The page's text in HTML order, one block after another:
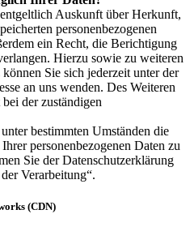
Auskunft über Herkunft,
personenbezogenen
ein Recht, die Berichtigung
Hierzu sowie zu weiteren
Sie sich jederzeit unter der
an uns wenden. Des Weiteren
der zuständigen
bestimmten Umständen die
personenbezogenen Daten zu
Sie der Datenschutzerklärung
Verarbeitung“.
(CDN)